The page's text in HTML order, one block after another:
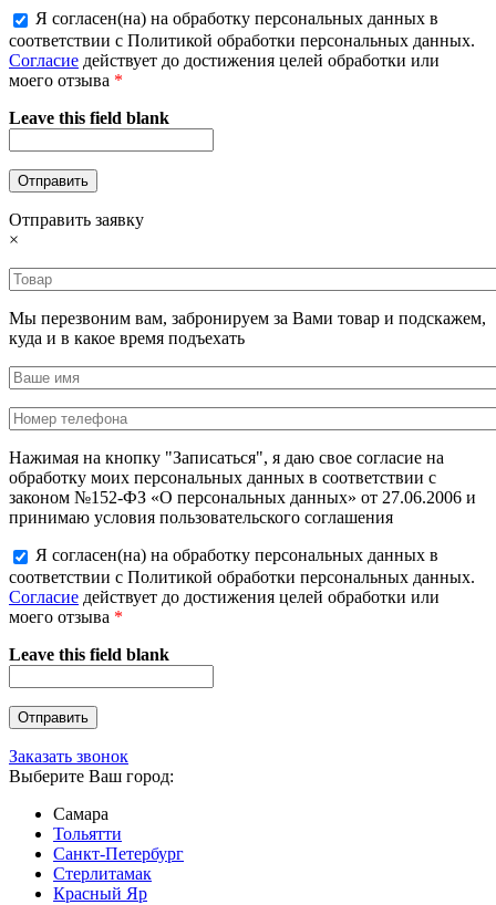
Я согласен(на) на обработку персональных данных в
соответствии с Политикой обработки персональных данных.
Согласие действует до достижения целей обработки или
моего отзыва *
Leave this field blank
Отправить заявку
×
Мы перезвоним вам, забронируем за Вами товар и подскажем,
куда и в какое время подъехать
Нажимая на кнопку "Записаться", я даю свое согласие на
обработку моих персональных данных в соответствии с
законом №152-ФЗ «О персональных данных» от 27.06.2006 и
принимаю условия пользовательского соглашения
Я согласен(на) на обработку персональных данных в
соответствии с Политикой обработки персональных данных.
Согласие действует до достижения целей обработки или
моего отзыва *
Leave this field blank
Заказать звонок
Выберите Ваш город:
Самара
Тольятти
Санкт-Петербург
Стерлитамак
Красный Яр